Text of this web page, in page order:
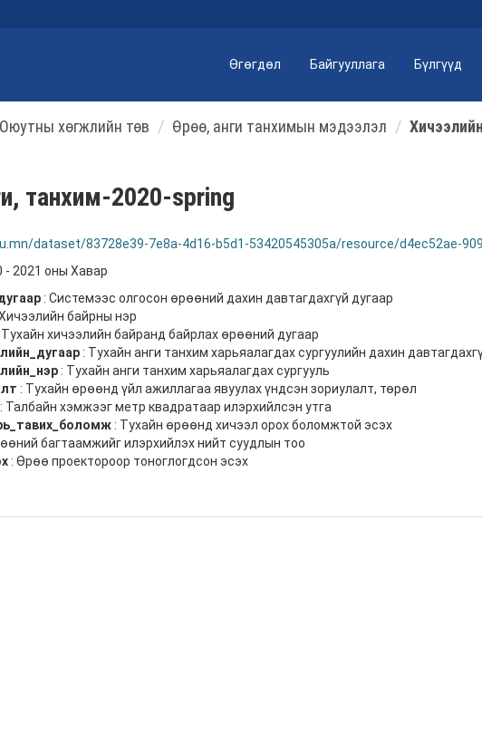
Өгөгдөл Байгууллага Бүлгүүд
Оюутны хөгжлийн төв Өрөө, анги танхимын мэдээлэл
танхим-2020-spring
dataset/83728e39-7e8a-4d16-b5d1-53420545305a/resource/d4ec52ae-
2021 оны Хавар
: Системээс олгосон өрөөний дахин давтагдахгүй дугаар
байрны нэр
Тухайн хичээлийн байранд байрлах өрөөний дугаар
: Тухайн анги танхим харьяалагдах сургуулийн дахин
: Тухайн анги танхим харьяалагдах сургууль
: Тухайн өрөөнд үйл ажиллагаа явуулах үндсэн зориулалт, төрөл
: Талбайн хэмжээг метр квадратаар илэрхийлсэн утга
: Тухайн өрөөнд хичээл орох боломжтой эсэх
багтаамжийг илэрхийлэх нийт суудлын тоо
: Өрөө проектороор тоноглогдсон эсэх